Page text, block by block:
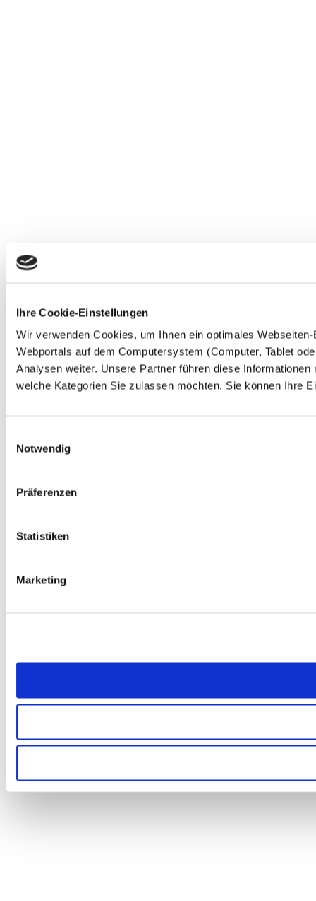
Ihre Cookie-Einstellungen
Wir verwenden Cookies, um Ihnen ein optimales
Webportals auf dem Computersystem (Computer, Tablet
Analysen weiter. Unsere Partner führen diese
welche Kategorien Sie zulassen möchten. Sie können Ihre
Notwendig
Präferenzen
Statistiken
Marketing